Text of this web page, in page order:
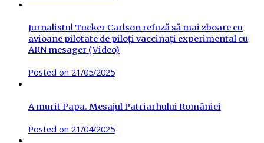
Jurnalistul Tucker Carlson refuză să mai zboare cu
avioane pilotate de piloți vaccinați experimental cu
ARN mesager (Video)
Posted on 21/05/2025
A murit Papa. Mesajul Patriarhului României
Posted on 21/04/2025